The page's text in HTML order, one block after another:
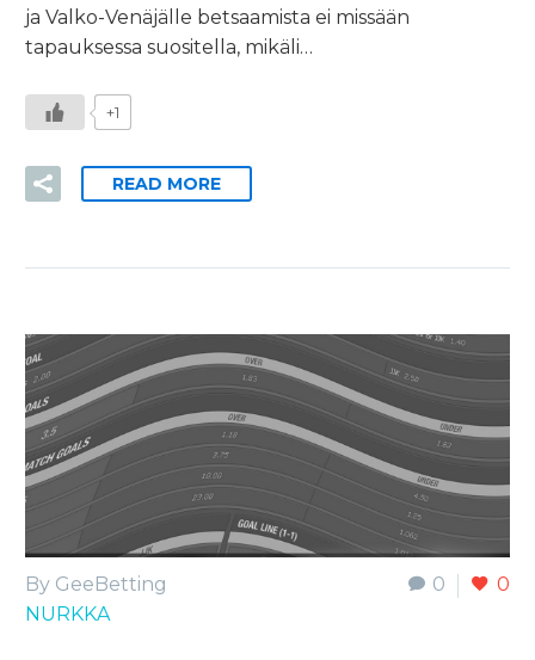
ja Valko-Venäjälle betsaamista ei missään
tapauksessa suositella, mikäli…
+1
READ MORE
0 0
By GeeBetting
NURKKA